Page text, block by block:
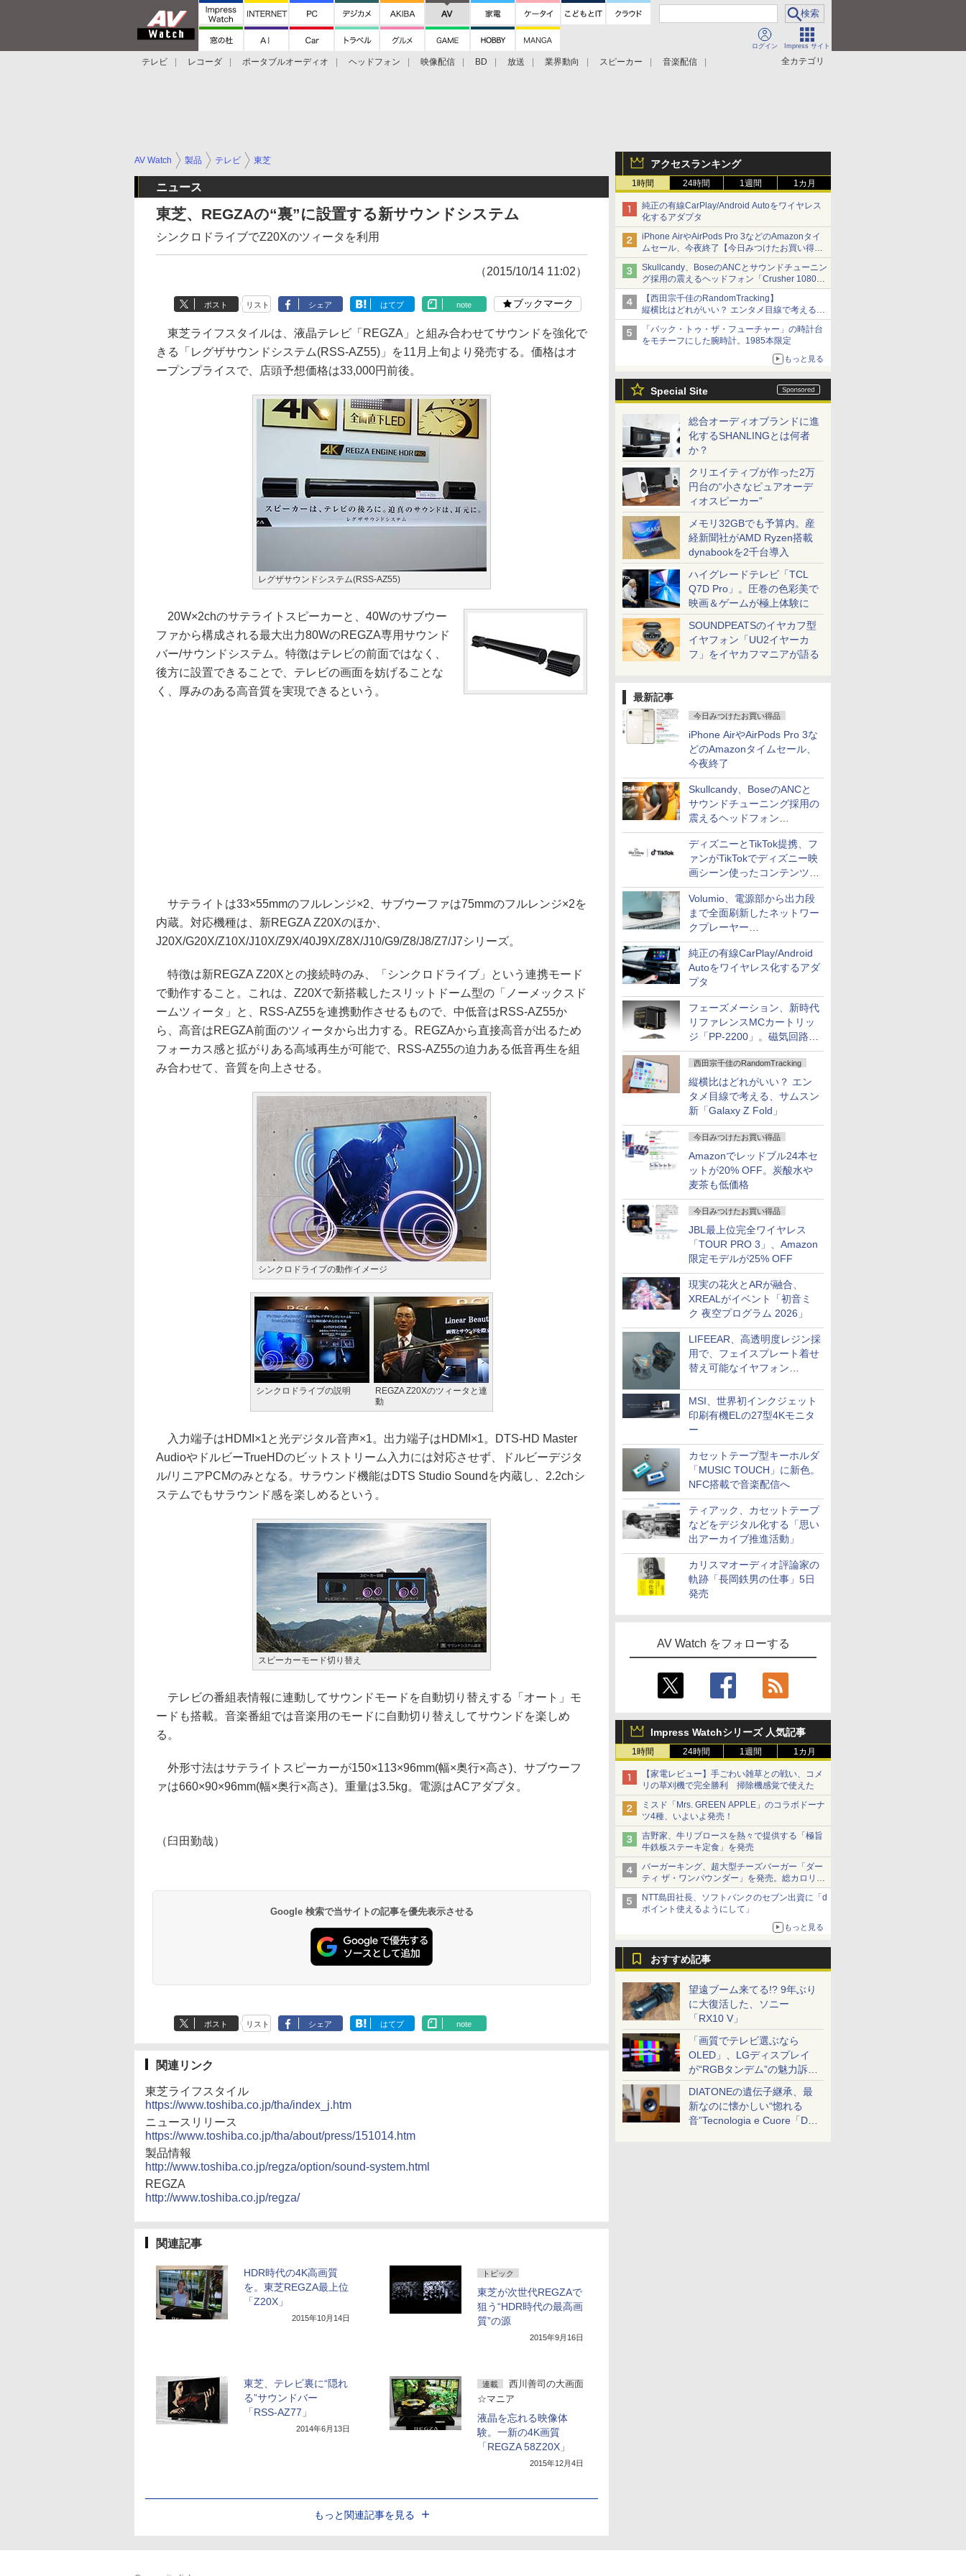
ログイン Impress サイト
全カテゴリ
テレビ レコーダ ポータブルオーディオ ヘッドフォン 映像配信 BD 放送 業界動向 スピーカー
音楽配信
アクセスランキング
1時間 24時間 1週間 1カ月
純正の有線CarPlay/Android Autoをワイヤレス
化するアダプタ
iPhone AirやAirPods Pro 3などのAmazonタイ
ムセール、今夜終了【今日みつけたお買い得
品】
Skullcandy、BoseのANCとサウンドチューニン
グ採用の震えるヘッドフォン「Crusher 1080
ANC」
【西田宗千佳のRandomTracking】
縦横比はどれがいい？ エンタメ目線で考える、
サムスン新「Galaxy Z Fold」
「バック・トゥ・ザ・フューチャー」の時計台
をモチーフにした腕時計。1985本限定
もっと見る
Special Site
総合オーディオブランドに進
化するSHANLINGとは何者
か？
クリエイティブが作った2万
円台の“小さなピュアオーデ
ィオスピーカー”
メモリ32GBでも予算内。産
経新聞社がAMD Ryzen搭載
dynabookを2千台導入
ハイグレードテレビ「TCL
Q7D Pro」。圧巻の色彩美で
映画＆ゲームが極上体験に
SOUNDPEATSのイヤカフ型
イヤフォン「UU2イヤーカ
フ」をイヤカフマニアが語る
最新記事
今日みつけたお買い得品
iPhone AirやAirPods Pro 3な
どのAmazonタイムセール、
今夜終了
Skullcandy、BoseのANCと
サウンドチューニング採用の
震えるヘッドフォン
「Crusher 1080 ANC」
ディズニーとTikTok提携、フ
ァンがTikTokでディズニー映
画シーン使ったコンテンツ制
作、Disney+にも配信
Volumio、電源部から出力段
まで全面刷新したネットワー
クプレーヤー
「Primo（2026）」
純正の有線CarPlay/Android
Autoをワイヤレス化するアダ
プタ
フェーズメーション、新時代
リファレンスMCカートリッ
ジ「PP-2200」。磁気回路や
ハウジングを根本から見直し
西田宗千佳のRandomTracking
縦横比はどれがいい？ エン
タメ目線で考える、サムスン
新「Galaxy Z Fold」
今日みつけたお買い得品
Amazonでレッドブル24本セ
ットが20% OFF。炭酸水や
麦茶も低価格
今日みつけたお買い得品
JBL最上位完全ワイヤレス
「TOUR PRO 3」、Amazon
限定モデルが25% OFF
現実の花火とARが融合、
XREALがイベント「初音ミ
ク 夜空プログラム 2026」
LIFEEAR、高透明度レジン採
用で、フェイスプレート着せ
替え可能なイヤフォン
MSI、世界初インクジェット
印刷有機ELの27型4Kモニタ
ー
カセットテープ型キーホルダ
「MUSIC TOUCH」に新色。
NFC搭載で音楽配信へ
ティアック、カセットテープ
などをデジタル化する「思い
出アーカイブ推進活動」
カリスマオーディオ評論家の
軌跡「長岡鉄男の仕事」5日
発売
AV Watch をフォローする
Impress Watchシリーズ 人気記事
1時間 24時間 1週間 1カ月
【家電レビュー】手ごわい雑草との戦い、コメ
リの草刈機で完全勝利 掃除機感覚で使えた
ミスド「Mrs. GREEN APPLE」のコラボドーナ
ツ4種、いよいよ発売！
吉野家、牛リブロースを熱々で提供する「極旨
牛鉄板ステーキ定食」を発売
バーガーキング、超大型チーズバーガー「ダー
ティ ザ・ワンパウンダー」を発売。総カロリー
約1656kcal、総重量約527g！
NTT島田社長、ソフトバンクのセブン出資に「d
ポイント使えるようにして」
もっと見る
おすすめ記事
望遠ブーム来てる!? 9年ぶり
に大復活した、ソニー
「RX10 V」
「画質でテレビ選ぶなら
OLED」、LGディスプレイ
が“RGBタンデム”の魅力訴
求。液晶とのガチ比較も
DIATONEの遺伝子継承、最
新なのに懐かしい“惚れる
音”Tecnologia e Cuore「DS-
AV Watch 製品 テレビ 東芝
ニュース
東芝、REGZAの“裏”に設置する新サウンドシステム
シンクロドライブでZ20Xのツィータを利用
（2015/10/14 11:02）
ポスト リスト シェア はてブ note ブックマーク
東芝ライフスタイルは、液晶テレビ「REGZA」と組み合わせてサウンドを強化で
きる「レグザサウンドシステム(RSS-AZ55)」を11月上旬より発売する。価格はオ
ープンプライスで、店頭予想価格は33,000円前後。
レグザサウンドシステム(RSS-AZ55)
20W×2chのサテライトスピーカーと、40Wのサブウー
ファから構成される最大出力80WのREGZA専用サウンド
バー/サウンドシステム。特徴はテレビの前面ではなく、
後方に設置できることで、テレビの画面を妨げることな
く、厚みのある高音質を実現できるという。
サテライトは33×55mmのフルレンジ×2、サブウーファは75mmのフルレンジ×2を
内蔵。対応機種は、新REGZA Z20Xのほか、
J20X/G20X/Z10X/J10X/Z9X/40J9X/Z8X/J10/G9/Z8/J8/Z7/J7シリーズ。
特徴は新REGZA Z20Xとの接続時のみ、「シンクロドライブ」という連携モード
で動作すること。これは、Z20Xで新搭載したスリットドーム型の「ノーメックスド
ームツィータ」と、RSS-AZ55を連携動作させるもので、中低音はRSS-AZ55か
ら、高音はREGZA前面のツィータから出力する。REGZAから直接高音が出るため
フォーカス感と拡がりある高域再生が可能で、RSS-AZ55の迫力ある低音再生を組
み合わせて、音質を向上させる。
シンクロドライブの動作イメージ
シンクロドライブの説明
REGZA Z20Xのツィータと連
動
入力端子はHDMI×1と光デジタル音声×1。出力端子はHDMI×1。DTS-HD Master
AudioやドルビーTrueHDのビットストリーム入力には対応させず、ドルビーデジタ
ル/リニアPCMのみとなる。サラウンド機能はDTS Studio Soundを内蔵し、2.2chシ
ステムでもサラウンド感を楽しめるという。
スピーカーモード切り替え
テレビの番組表情報に連動してサウンドモードを自動切り替えする「オート」モ
ードも搭載。音楽番組では音楽用のモードに自動切り替えしてサウンドを楽しめ
る。
外形寸法はサテライトスピーカーが150×113×96mm(幅×奥行×高さ)、サブウーフ
ァは660×90×96mm(幅×奥行×高さ)。重量は3.5kg。電源はACアダプタ。
（臼田勤哉）
Google 検索で当サイトの記事を優先表示させる
ポスト リスト シェア はてブ note
関連リンク
東芝ライフスタイル
https://www.toshiba.co.jp/tha/index_j.htm
ニュースリリース
https://www.toshiba.co.jp/tha/about/press/151014.htm
製品情報
http://www.toshiba.co.jp/regza/option/sound-system.html
REGZA
http://www.toshiba.co.jp/regza/
関連記事
HDR時代の4K高画質
を。東芝REGZA最上位
「Z20X」
2015年10月14日
トピック
東芝が次世代REGZAで
狙う“HDR時代の最高画
質”の源
2015年9月16日
東芝、テレビ裏に“隠れ
る”サウンドバー
「RSS-AZ77」
2014年6月13日
連載
西川善司の大画面
☆マニア
液晶を忘れる映像体
験。一新の4K画質
「REGZA 58Z20X」
2015年12月4日
もっと関連記事を見る